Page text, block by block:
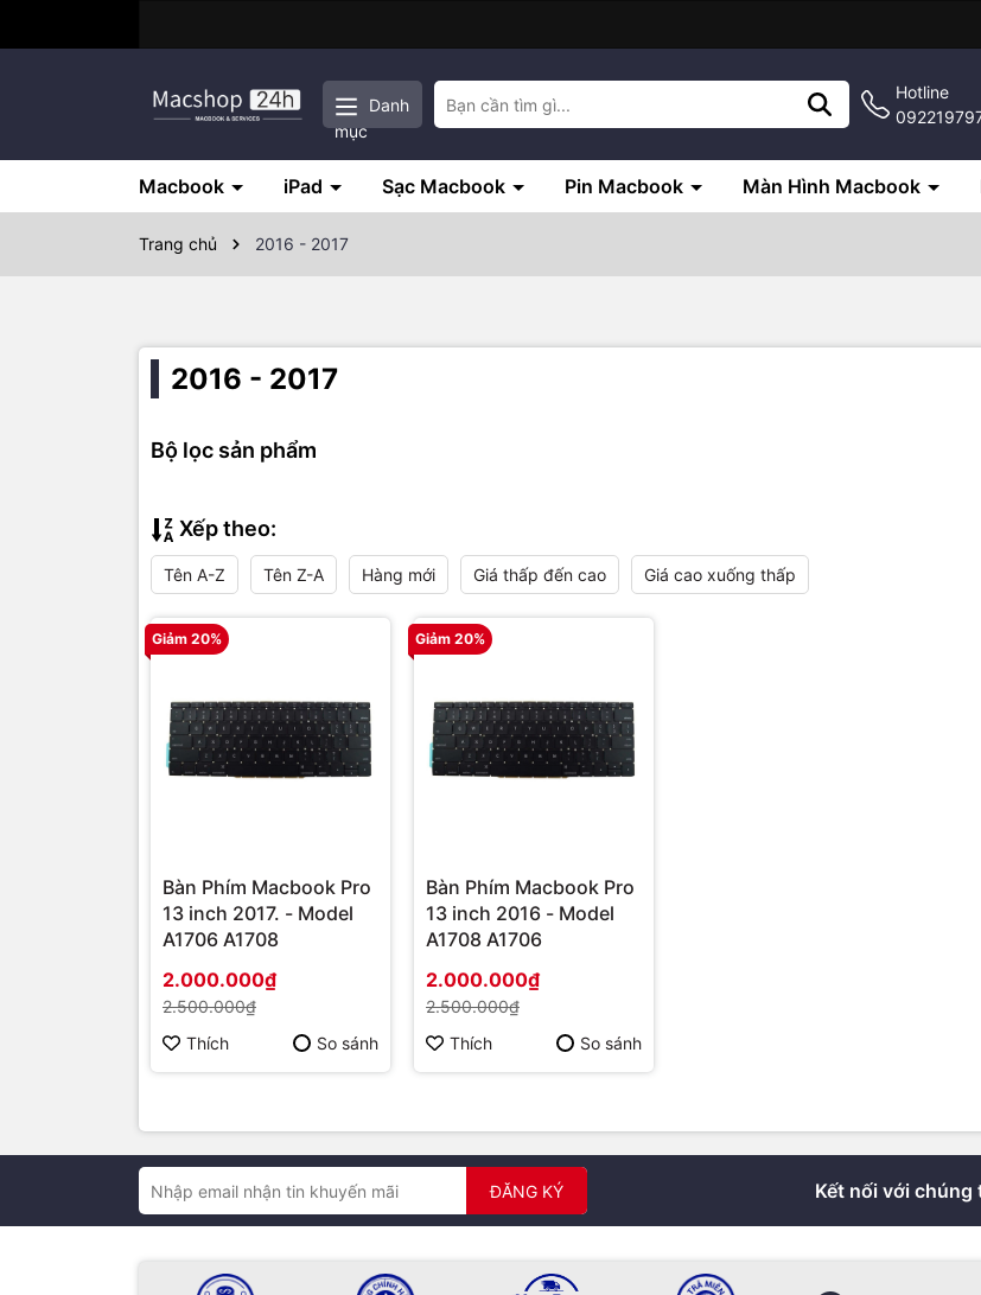
Danh
mục
Hotline
Macbook iPad Sạc Macbook Pin Macbook Màn Hình Macbook
Trang chủ 2016 - 2017
2016 - 2017
Bộ lọc sản phẩm
Xếp theo:
Tên A-Z Tên Z-A Hàng mới Giá thấp đến cao Giá cao xuống thấp
Giảm 20%
Bàn Phím Macbook Pro
13 inch 2017. - Model
A1706 A1708
2.000.000₫
2.500.000₫
Thích
So sánh
Giảm 20%
Bàn Phím Macbook Pro
13 inch 2016 - Model
A1708 A1706
2.000.000₫
2.500.000₫
Thích
So sánh
ĐĂNG KÝ Kết nối với chúng